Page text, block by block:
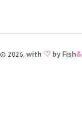
© 2026, with ♡ by Fish&